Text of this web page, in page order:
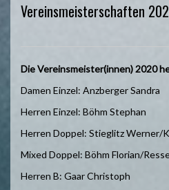
Vereinsmeisterschaften
Die Vereinsmeister(innen) 2020
Damen Einzel: Anzberger Sandra
Herren Einzel: Böhm Stephan
Herren Doppel: Stieglitz Werner/
Mixed Doppel: Böhm Florian/
Herren B: Gaar Christoph